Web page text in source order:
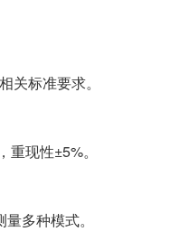
标准要求。
现性±5%。
多种模式。